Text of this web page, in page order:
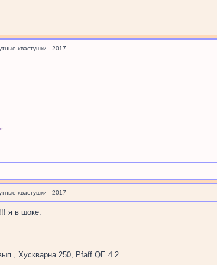
хвастушки - 2017
хвастушки - 2017
я в шоке.
Хускварна 250, Pfaff QE 4.2